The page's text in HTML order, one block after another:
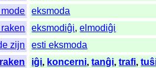
eksmoda
eksmodiĝi,elmodiĝi
zijn
esti eksmoda
raken
iĝi, koncerni,tanĝi,trafi,